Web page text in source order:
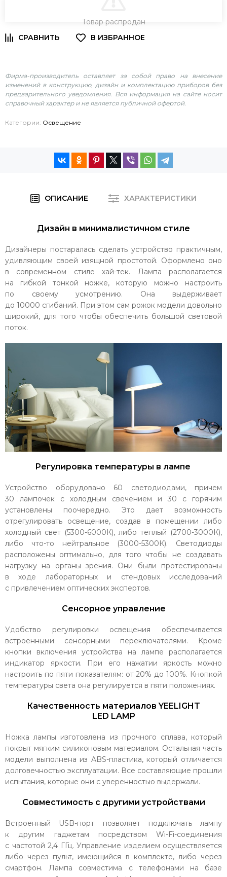
Товар распродан
Фирма-производитель оставляет за собой право на внесение
изменений в конструкцию, дизайн и комплектацию приборов без
предварительного уведомления. Вся информация на сайте носит
справочный характер и не является публичной офертой.
Категории: Освещение
ОПИСАНИЕ ХАРАКТЕРИСТИКИ
Дизайн в минималистичном стиле
Дизайнеры постаралась сделать устройство практичным,
удивляющим своей изящной простотой. Оформлено оно
в современном стиле хай-тек. Лампа располагается
на гибкой тонкой ножке, которую можно настроить
по своему усмотрению. Она выдерживает
до 10000 сгибаний. При этом сам рожок модели довольно
широкий, для того чтобы обеспечить большой световой
поток.
Регулировка температуры в лампе
Устройство оборудовано 60 светодиодами, причем
30 лампочек с холодным свечением и 30 с горячим
установлены поочередно. Это дает возможность
отрегулировать освещение, создав в помещении либо
холодный свет (5300-6000К), либо теплый (2700-3000К),
либо что-то нейтральное (3000-5300К). Светодиоды
расположены оптимально, для того чтобы не создавать
нагрузку на органы зрения. Они были протестированы
в ходе лабораторных и стендовых исследований
с привлечением оптических экспертов.
Сенсорное управление
Удобство регулировки освещения обеспечивается
встроенными сенсорными переключателями. Кроме
кнопки включения устройства на лампе располагается
индикатор яркости. При его нажатии яркость можно
настроить по пяти показателям: от 20% до 100%. Кнопкой
температуры света она регулируется в пяти положениях.
Качественность материалов YEELIGHT
LED LAMP
Ножка лампы изготовлена из прочного сплава, который
покрыт мягким силиконовым материалом. Остальная часть
модели выполнена из ABS-пластика, который отличается
долговечностью эксплуатации. Все составляющие прошли
испытания, которые они с уверенностью выдержали.
Совместимость с другими устройствами
Встроенный USB-порт позволяет подключать лампу
к другим гаджетам посредством Wi-Fi-соединения
с частотой 2,4 ГГц. Управление изделием осуществляется
либо через пульт, имеющийся в комплекте, либо через
смартфон. Лампа совместима с телефонами на базе